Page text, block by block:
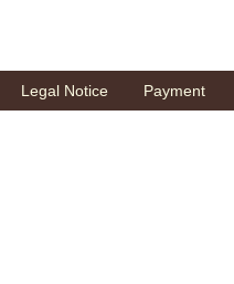
Legal Notice Payment